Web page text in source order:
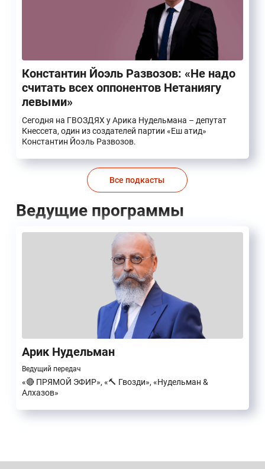
Константин Йоэль Развозов: «Не надо
считать всех оппонентов Нетаниягу
левыми»
Сегодня на ГВОЗДЯХ у Арика Нудельмана – депутат
Кнессета, один из создателей партии «Еш атид»
Константин Йоэль Развозов.
Все подкасты
Ведущие программы
Арик Нудельман
Ведущий передач
«🔴 ПРЯМОЙ ЭФИР», «🔨 Гвозди», «Нудельман &
Алхазов»